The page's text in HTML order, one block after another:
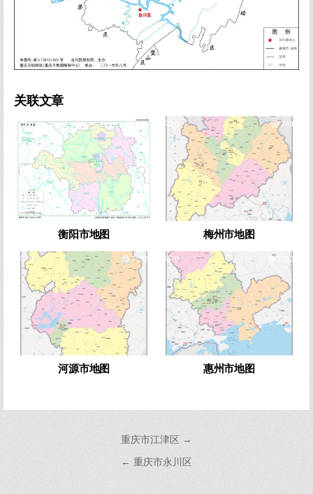
关联文章
0 638
衡阳市地图
744
梅州市地图
0 1152
河源市地图
0 1060
惠州市地图
重庆市江津区 →
← 重庆市永川区